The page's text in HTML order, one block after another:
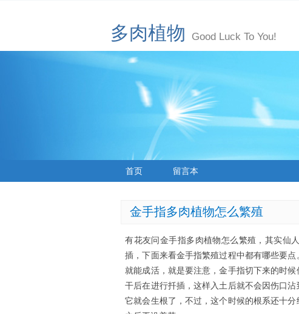
多肉植物 Good Luck To You!
首页 留言本
金手指多肉植物怎么繁殖
有花友问金手指多肉植物怎么繁殖，其实仙
插，下面来看金手指繁殖过程中都有哪些要
就能成活，就是要注意，金手指切下来的时
干后在进行扦插，这样入土后就不会因伤口
它就会生根了，不过，这个时候的根系还十